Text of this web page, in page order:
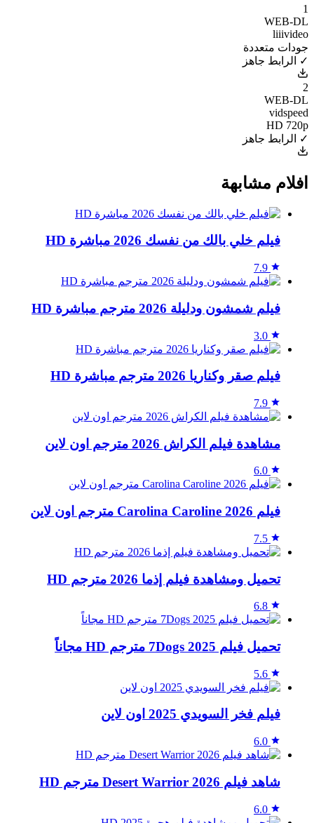
1
WEB-DL
liiivideo
جودات متعددة
✓ الرابط جاهز
2
WEB-DL
vidspeed
HD 720p
✓ الرابط جاهز
افلام مشابهة
فيلم خلي بالك من نفسك 2026 مباشرة HD
7.9
فيلم شمشون ودليلة 2026 مترجم مباشرة HD
3.0
فيلم صقر وكناريا 2026 مترجم مباشرة HD
7.9
مشاهدة فيلم الكراش 2026 مترجم اون لاين
6.0
فيلم Carolina Caroline 2026 مترجم اون لاين
7.5
تحميل ومشاهدة فيلم إذما 2026 مترجم HD
6.8
تحميل فيلم 7Dogs 2025 مترجم HD مجاناً
5.6
فيلم فخر السويدي 2025 اون لاين
6.0
شاهد فيلم Desert Warrior 2026 مترجم HD
6.0